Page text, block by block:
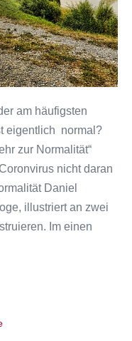
am häufigsten
eigentlich normal?
zur Normalität“
nicht daran
Daniel
illustriert an zwei
Im einen